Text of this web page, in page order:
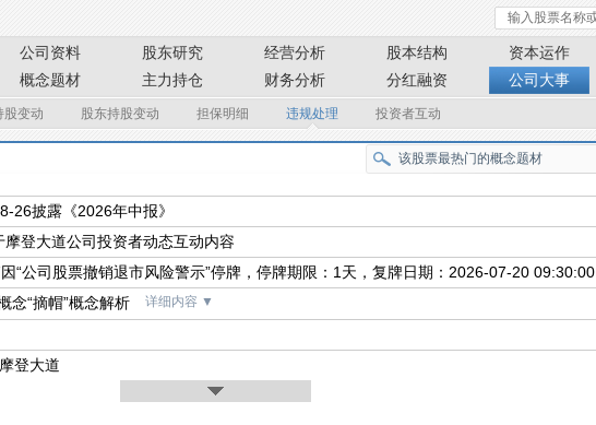
公司资料 股东研究 经营分析 股本结构 资本运作
概念题材 主力持仓 财务分析 分红融资 公司大事
股变动 股东持股变动 担保明细 违规处理 投资者互动
26披露《2026年中报》
摩登大道公司投资者动态互动内容
“公司股票撤销退市风险警示”停牌，停牌期限：1天，复牌日期：2026-07-20 09:30:00
念“摘帽”概念解析 详细内容 ▼
登大道